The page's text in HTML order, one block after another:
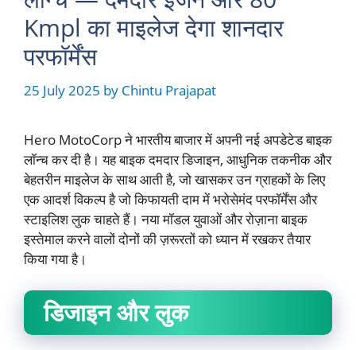
Kmpl का माइलेज देगा शानदार
परफॉर्मेंस
25 July 2025 by Chintu Prajapat
Hero MotoCorp ने भारतीय बाजार में अपनी नई अपडेटेड बाइक
लॉन्च कर दी है। यह बाइक दमदार डिजाइन, आधुनिक तकनीक और
बेहतरीन माइलेज के साथ आती है, जो खासकर उन ग्राहकों के लिए
एक आदर्श विकल्प है जो किफायती दाम में भरोसेमंद परफॉर्मेंस और
स्टाइलिश लुक चाहते हैं। नया मॉडल युवाओं और रोज़ाना बाइक
इस्तेमाल करने वालों दोनों की ज़रूरतों को ध्यान में रखकर तैयार
किया गया है।
डिजाइन और लुक